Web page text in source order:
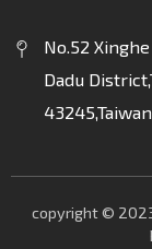
No.52 Xinghe
Dadu
43245,Taiwan
copyright ©